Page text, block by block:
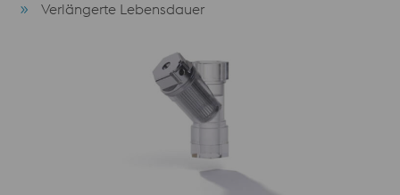
Verlängerte Lebensdauer